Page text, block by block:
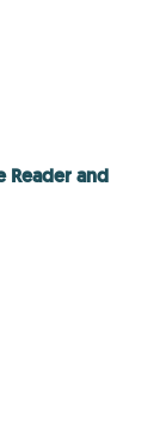
Reader and